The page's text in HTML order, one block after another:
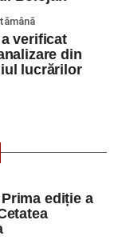
perioada
din Gârbova
Sebeș: fermeie
fost lovită de o
a Transylvania
verificat
din
lucrărilor
ediție a